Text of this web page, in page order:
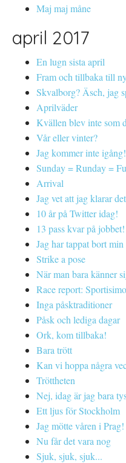
Maj maj måne
april 2017
En lugn sista april
Fram och tillbaka till
Skvalborg? Äsch, jag
Aprilväder
Kvällen blev inte som
Vår eller vinter?
Jag kommer inte igång!
Sunday = Runday =
Arrival
Jag vet att jag klarar
10 år på Twitter idag!
13 pass kvar på jobbet!
Jag har tappat bort
Strike a pose
När man bara känner
Race report:
Inga påsktraditioner
Påsk och lediga dagar
Ork, kom tillbaka!
Bara trött
Kan vi hoppa några
Tröttheten
Nej, idag är jag bara
Ett ljus för Stockholm
Jag mötte våren i Prag!
Nu får det vara nog
Sjuk, sjuk, sjuk...